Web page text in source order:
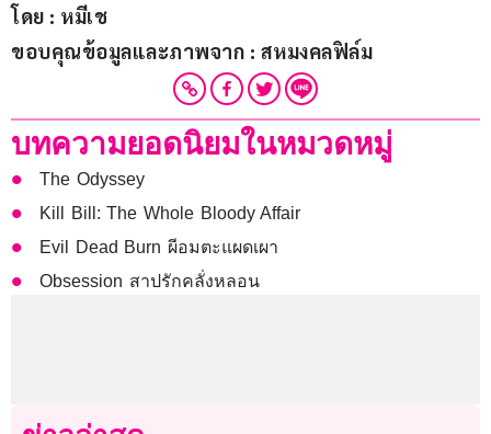
โดย : หมีเช
ขอบคุณข้อมูลและภาพจาก : สหมงคลฟิล์ม
บทความยอดนิยมในหมวดหมู่
The Odyssey
Kill Bill: The Whole Bloody Affair
Evil Dead Burn ผีอมตะแผดเผา
Obsession สาปรักคลั่งหลอน